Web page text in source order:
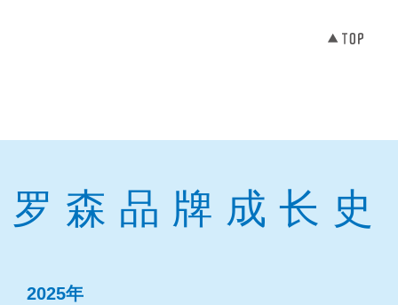
罗森品牌成长史
2025年